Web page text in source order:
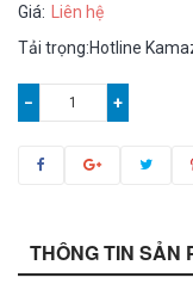
Giá: Liên hệ
Tải trọng:Hotline
− +
THÔNG TIN SẢN